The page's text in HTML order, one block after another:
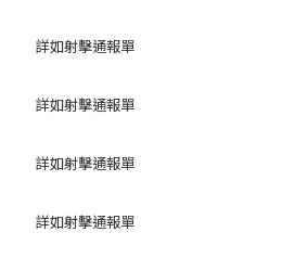
詳如射擊通報單
詳如射擊通報單
詳如射擊通報單
詳如射擊通報單